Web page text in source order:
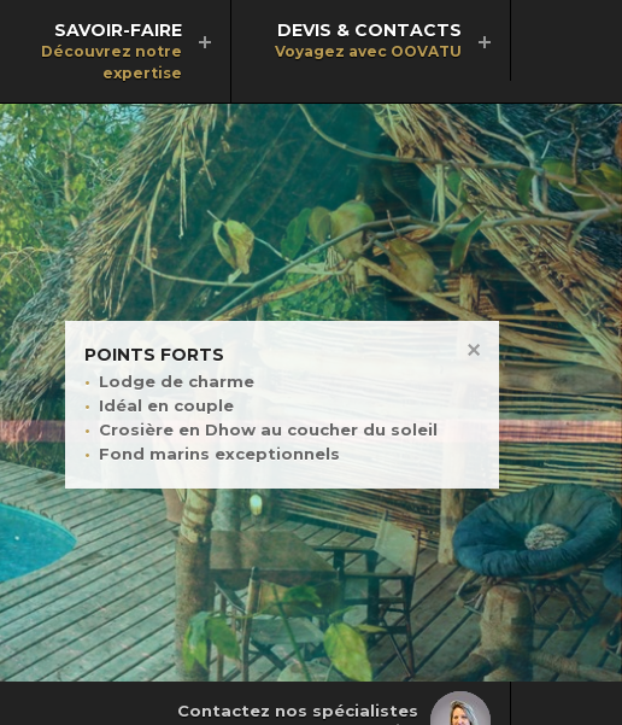
SAVOIR-FAIRE
Découvrez notre
expertise
DEVIS & CONTACTS
Voyagez avec OOVATU
POINTS FORTS
Lodge de charme
Idéal en couple
Crosière en Dhow au coucher du soleil
Fond marins exceptionnels
Contactez nos spécialistes